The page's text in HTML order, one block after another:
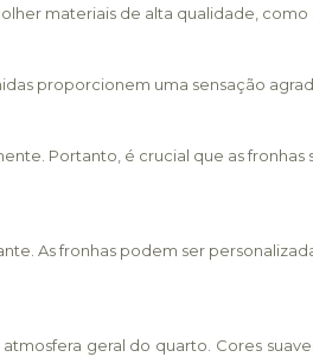
materiais de alta qualidade,
proporcionem uma sensação
Portanto, é crucial que as
As fronhas podem ser
geral do quarto. Cores